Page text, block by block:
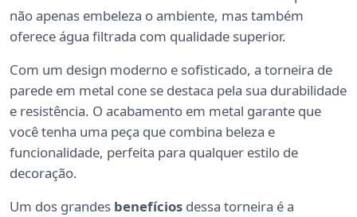
não apenas embeleza o ambiente, mas também
oferece água filtrada com qualidade superior.
Com um design moderno e sofisticado, a torneira de
parede em metal cone se destaca pela sua durabilidade
e resistência. O acabamento em metal garante que
você tenha uma peça que combina beleza e
funcionalidade, perfeita para qualquer estilo de
decoração.
Um dos grandes benefícios dessa torneira é a